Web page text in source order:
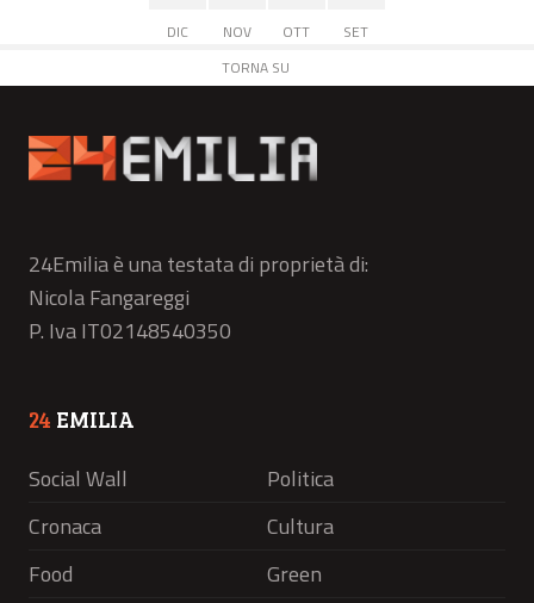
DIC NOV OTT
SET
TORNA SU
24Emilia è una testata di proprietà di:
Nicola Fangareggi
P. Iva IT02148540350
24 EMILIA
Social Wall
Politica
Cronaca
Cultura
Food
Green